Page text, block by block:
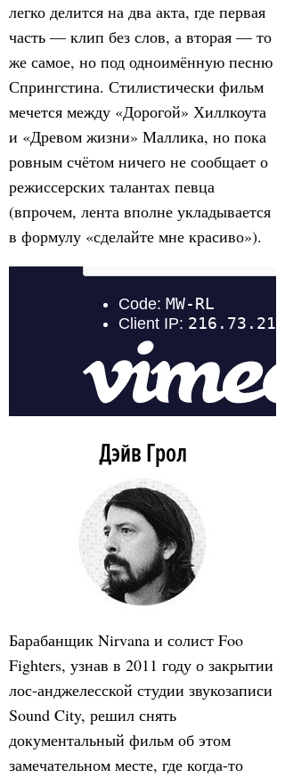
легко делится на два акта, где первая
часть — клип без слов, а вторая — то
же самое, но под одноимённую песню
Спрингстина. Стилистически фильм
мечется между «Дорогой» Хиллкоута
и «Древом жизни» Маллика, но пока
ровным счётом ничего не сообщает о
режиссерских талантах певца
(впрочем, лента вполне укладывается
в формулу «сделайте мне красиво»).
Дэйв Грол
Барабанщик Nirvana и солист Foo
Fighters, узнав в 2011 году о закрытии
лос-анджелесской студии звукозаписи
Sound City, решил снять
документальный фильм об этом
замечательном месте, где когда-то